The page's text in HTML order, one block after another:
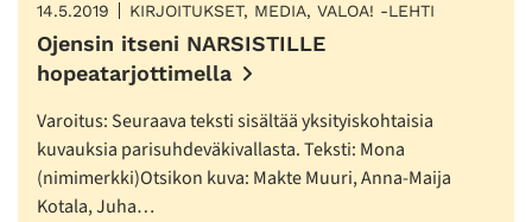
14.5.2019 KIRJOITUKSET, MEDIA, VALOA! -LEHTI
Ojensin itseni NARSISTILLE
hopeatarjottimella
Varoitus: Seuraava teksti sisältää yksityiskohtaisia
kuvauksia parisuhdeväkivallasta. Teksti: Mona
(nimimerkki)Otsikon kuva: Makte Muuri, Anna-Maija
Kotala, Juha…